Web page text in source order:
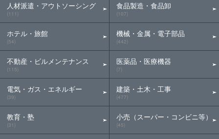
人材派遣・アウトソーシング
(111)
ホテル・旅館
(54)
不動産・ビルメンテナンス
(115)
電気・ガス・エネルギー
(39)
教育・塾
(31)
食品製造・食品卸
(107)
機械・金属・電子部品
(442)
医薬品・医療機器
(7)
建築・土木・工事
(477)
小売（スーパー・コンビニ等）
(45)